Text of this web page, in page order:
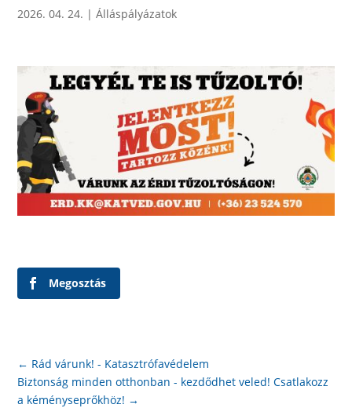
2026. 04. 24. |Álláspályázatok
Megosztás
← Rád várunk! - Katasztrófavédelem
Biztonság minden otthonban - kezdődhet veled! Csatlakozz
a kéményseprőkhöz! →